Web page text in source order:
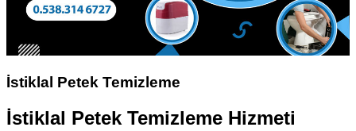
İstiklal Petek Temizleme
İstiklal Petek Temizleme Hizmeti